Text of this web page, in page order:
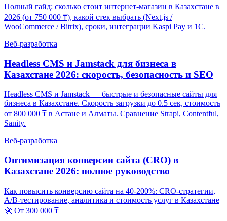
Полный гайд: сколько стоит интернет-магазин в Казахстане в
2026 (от 750 000 ₸), какой стек выбрать (Next.js /
WooCommerce / Bitrix), сроки, интеграции Kaspi Pay и 1С.
Веб-разработка
Headless CMS и Jamstack для бизнеса в
Казахстане 2026: скорость, безопасность и SEO
Headless CMS и Jamstack — быстрые и безопасные сайты для
бизнеса в Казахстане. Скорость загрузки до 0.5 сек, стоимость
от 800 000 ₸ в Астане и Алматы. Сравнение Strapi, Contentful,
Sanity.
Веб-разработка
Оптимизация конверсии сайта (CRO) в
Казахстане 2026: полное руководство
Как повысить конверсию сайта на 40-200%: CRO-стратегии,
A/B-тестирование, аналитика и стоимость услуг в Казахстане
🚀 От 300 000 ₸